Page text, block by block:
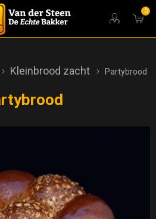
0
Kleinbrood zacht Partybrood